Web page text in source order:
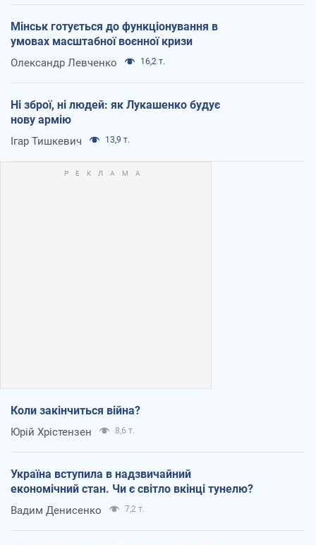
Мінськ готується до функціонування в
умовах масштабної воєнної кризи
Олександр Левченко 16,2 т.
Ні зброї, ні людей: як Лукашенко будує
нову армію
Ігар Тишкевич 13,9 т.
Коли закінчиться війна?
Юрій Хрістензен 8,6 т.
Україна вступила в надзвичайний
економічний стан. Чи є світло вкінці тунелю?
Вадим Денисенко 7,2 т.